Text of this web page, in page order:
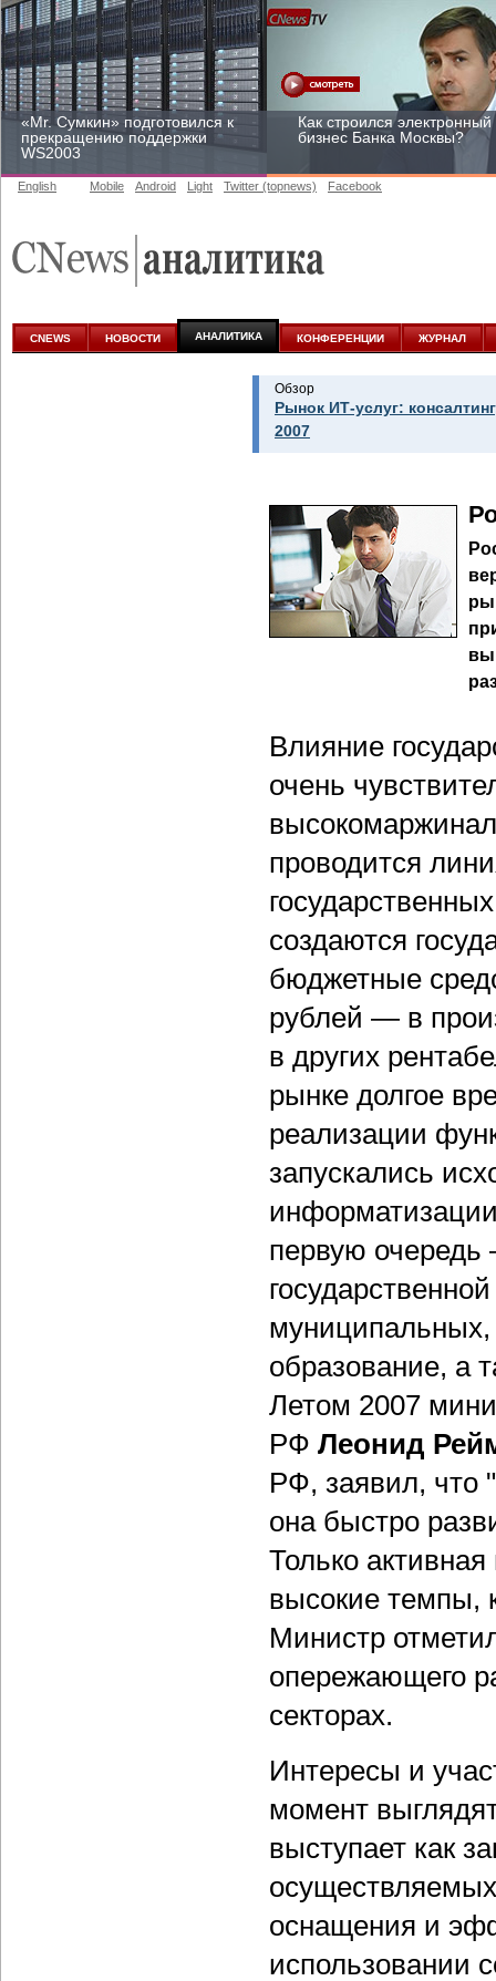
«Mr. Сумкин» подготовился к
прекращению поддержки
WS2003
Как строился электронный
бизнес Банка Москвы?
к аналитике
участвовать
English Mobile Android Light Twitter (topnews) Facebook
CNEWS НОВОСТИ АНАЛИТИКА КОНФЕРЕНЦИИ ЖУРНАЛ
Обзор
Рынок ИТ-услуг:
2007
Влияние
очень
проводится
создаются
бюджетные
рублей — в
в других
рынке долгое
реализации
запускались
первую
образование, а
Летом 2007
РФ Леонид
РФ, заявил, что
она быстро
Только
высокие темпы,
Министр
опережающего
секторах.
Интересы и
момент
выступает как
оснащения и
использовании